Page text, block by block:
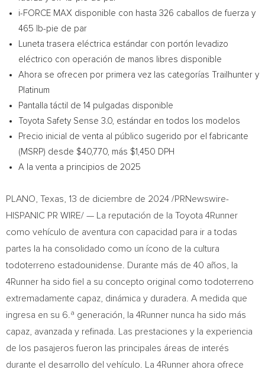
i-FORCE MAX disponible con hasta 326 caballos de fuerza y
465 lb-pie de par
Luneta trasera eléctrica estándar con portón levadizo
eléctrico con operación de manos libres disponible
Ahora se ofrecen por primera vez las categorías Trailhunter y
Platinum
Pantalla táctil de 14 pulgadas disponible
Toyota Safety Sense 3.0, estándar en todos los modelos
Precio inicial de venta al público sugerido por el fabricante
(MSRP) desde $40,770, más $1,450 DPH
A la venta a principios de 2025
PLANO, Texas 13 de diciembre de 2024 /PRNewswire-
HISPANIC PR WIRE/ — La reputación de la Toyota 4Runner
como vehículo de aventura con capacidad para ir a todas
partes la ha consolidado como un ícono de la cultura
todoterreno estadounidense. Durante más de 40 años, la
4Runner ha sido fiel a su concepto original como todoterreno
extremadamente capaz, dinámica y duradera. A medida que
ingresa en su 6.ª generación, la 4Runner nunca ha sido más
capaz, avanzada y refinada. Las prestaciones y la experiencia
de los pasajeros fueron las principales áreas de interés
durante el desarrollo del vehículo. La 4Runner ahora ofrece